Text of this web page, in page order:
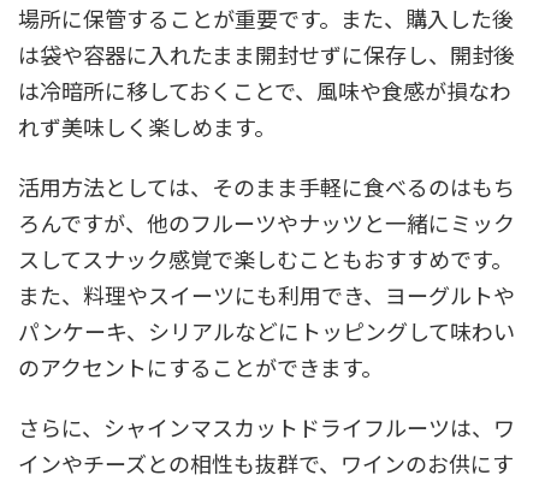
場所に保管することが重要です。また、購入した後
は袋や容器に入れたまま開封せずに保存し、開封後
は冷暗所に移しておくことで、風味や食感が損なわ
れず美味しく楽しめます。
活用方法としては、そのまま手軽に食べるのはもち
ろんですが、他のフルーツやナッツと一緒にミック
スしてスナック感覚で楽しむこともおすすめです。
また、料理やスイーツにも利用でき、ヨーグルトや
パンケーキ、シリアルなどにトッピングして味わい
のアクセントにすることができます。
さらに、シャインマスカットドライフルーツは、ワ
インやチーズとの相性も抜群で、ワインのお供にす